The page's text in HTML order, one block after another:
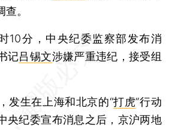
。
分，中央纪委监察部发布消
记吕锡文涉嫌严重违纪，接受组
生在上海和北京的“打虎”行动
央纪委宣布消息之后，京沪两地